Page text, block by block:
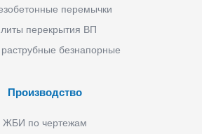
перемычки
перекрытия ВП
безнапорные
Производство
ЖБИ по чертежам